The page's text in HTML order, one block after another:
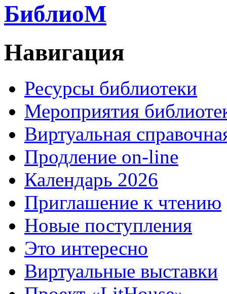
БиблиоМ
Навигация
Ресурсы библиотеки
Мероприятия
Виртуальная
Продление on-line
Календарь 2026
Приглашение к чтению
Новые поступления
Это интересно
Виртуальные выставки